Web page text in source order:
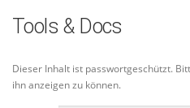
Tools & Docs
Dieser Inhalt ist passwortgeschützt.
ihn anzeigen zu können.